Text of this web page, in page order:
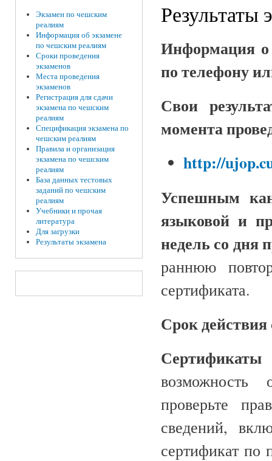
Экзамен по чешским
реалиям
Информация об экзамене
по чешским реалиям
Сроки проведения
экзаменов
Места проведения
экзаменов
Регистрация для сдачи
экзамена по чешским
реалиям
Спецификация экзамена по
чешским реалиям
Правила и организация
экзамена по чешским
реалиям
База данных тестовых
заданий по чешским
реалиям
Учебники и прочая
литература
Для загрузки
Результаты экзамена
Результаты
Информация о
по телефону
Свои
момента
http://
Успешным
языковой и
недель со дня
раннюю
сертификата.
Срок
возможность
проверьте
сведений,
сертификат по